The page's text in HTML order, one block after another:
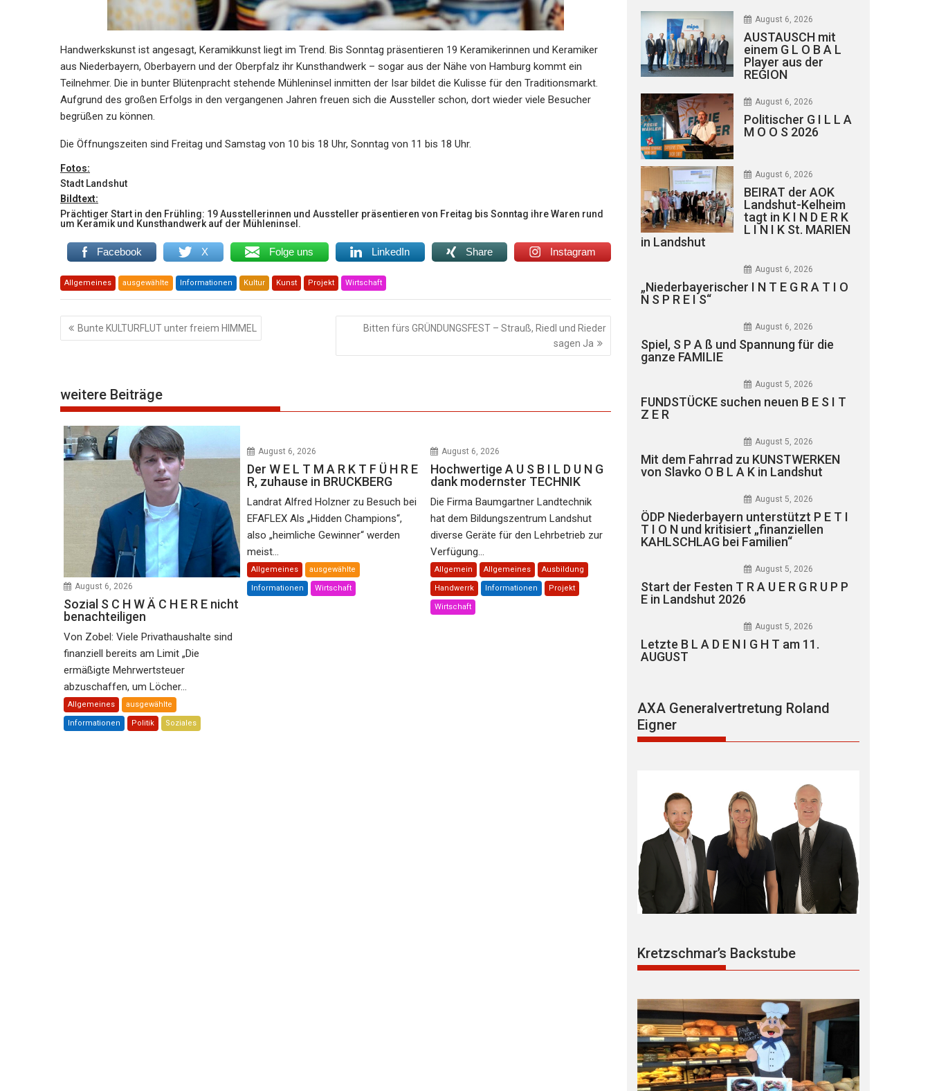
Handwerkskunst ist angesagt, Keramikkunst liegt im Trend. Bis Sonntag präsentieren 19 Keramikerinnen und Keramiker
aus Niederbayern, Oberbayern und der Oberpfalz ihr Kunsthandwerk – sogar aus der Nähe von Hamburg kommt ein
Teilnehmer. Die in bunter Blütenpracht stehende Mühleninsel inmitten der Isar bildet die Kulisse für den Traditionsmarkt.
Aufgrund des großen Erfolgs in den vergangenen Jahren freuen sich die Aussteller schon, dort wieder viele Besucher
begrüßen zu können.
Die Öffnungszeiten sind Freitag und Samstag von 10 bis 18 Uhr, Sonntag von 11 bis 18 Uhr.
Fotos:
Stadt Landshut
Bildtext:
Prächtiger Start in den Frühling: 19 Ausstellerinnen und Aussteller präsentieren von Freitag bis Sonntag ihre Waren rund
um Keramik und Kunsthandwerk auf der Mühleninsel.
Facebook X Folge uns LinkedIn Share Instagram
Allgemeines ausgewählte Informationen Kultur Kunst Projekt Wirtschaft
Beitragsnavigation
Bunte KULTURFLUT unter freiem HIMMEL
Bitten fürs GRÜNDUNGSFEST – Strauß, Riedl und Rieder
sagen Ja
weitere Beiträge
August 6, 2026
Sozial S C H W Ä C H E R E nicht
benachteiligen
Von Zobel: Viele Privathaushalte sind
finanziell bereits am Limit „Die
ermäßigte Mehrwertsteuer
abzuschaffen, um Löcher...
Allgemeines ausgewählte
Informationen Politik Soziales
August 6, 2026
Der W E L T M A R K T F Ü H R E
R, zuhause in BRUCKBERG
Landrat Alfred Holzner zu Besuch bei
EFAFLEX Als „Hidden Champions“,
also „heimliche Gewinner“ werden
meist...
Allgemeines ausgewählte
Informationen Wirtschaft
August 6, 2026
Hochwertige A U S B I L D U N G
dank modernster TECHNIK
Die Firma Baumgartner Landtechnik
hat dem Bildungszentrum Landshut
diverse Geräte für den Lehrbetrieb zur
Verfügung...
Allgemein Allgemeines Ausbildung
Handwerrk Informationen Projekt
Wirtschaft
August 6, 2026
AUSTAUSCH mit
einem G L O B A L
Player aus der
REGION
August 6, 2026
Politischer G I L L A
M O O S 2026
August 6, 2026
BEIRAT der AOK
Landshut-Kelheim
tagt in K I N D E R K
L I N I K St. MARIEN
in Landshut
August 6, 2026
„Niederbayerischer I N T E G R A T I O
N S P R E I S“
August 6, 2026
Spiel, S P A ß und Spannung für die
ganze FAMILIE
August 5, 2026
FUNDSTÜCKE suchen neuen B E S I T
Z E R
August 5, 2026
Mit dem Fahrrad zu KUNSTWERKEN
von Slavko O B L A K in Landshut
August 5, 2026
ÖDP Niederbayern unterstützt P E T I
T I O N und kritisiert „finanziellen
KAHLSCHLAG bei Familien“
August 5, 2026
Start der Festen T R A U E R G R U P P
E in Landshut 2026
August 5, 2026
Letzte B L A D E N I G H T am 11.
AUGUST
AXA Generalvertretung Roland
Eigner
Kretzschmar’s Backstube